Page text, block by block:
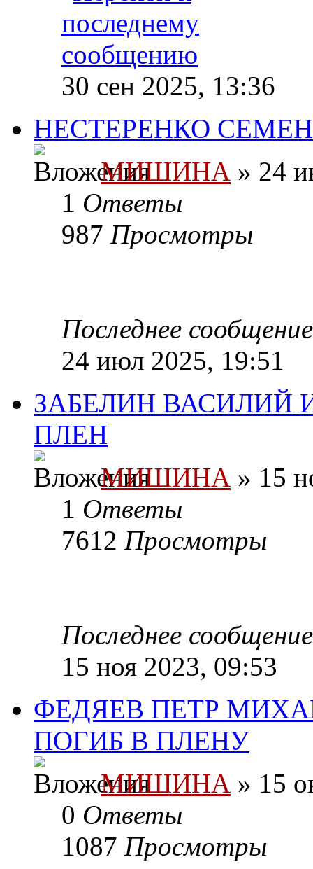
30 сен 2025, 13:36
НЕСТЕРЕНКО
МИШИНА » 24
1 Ответы
987 Просмотры
Последнее
24 июл 2025, 19:51
ЗАБЕЛИН ВАСИЛИЙ
ПЛЕН
МИШИНА » 15
1 Ответы
7612 Просмотры
Последнее
15 ноя 2023, 09:53
ФЕДЯЕВ ПЕТР
ПОГИБ В ПЛЕНУ
МИШИНА » 15
0 Ответы
1087 Просмотры